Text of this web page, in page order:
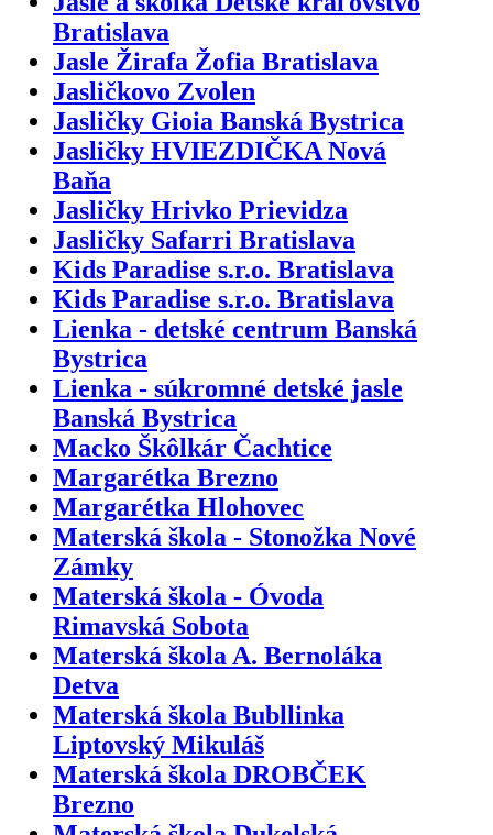
Bratislava
Jasle Žirafa Žofia Bratislava
Jasličkovo Zvolen
Jasličky Gioia Banská Bystrica
Jasličky HVIEZDIČKA Nová
Baňa
Jasličky Hrivko Prievidza
Jasličky Safarri Bratislava
Kids Paradise s.r.o. Bratislava
Kids Paradise s.r.o. Bratislava
Lienka - detské centrum Banská
Bystrica
Lienka - súkromné detské jasle
Banská Bystrica
Macko Škôlkár Čachtice
Margarétka Brezno
Margarétka Hlohovec
Materská škola - Stonožka Nové
Zámky
Materská škola - Óvoda
Rimavská Sobota
Materská škola A. Bernoláka
Detva
Materská škola Bubllinka
Liptovský Mikuláš
Materská škola DROBČEK
Brezno